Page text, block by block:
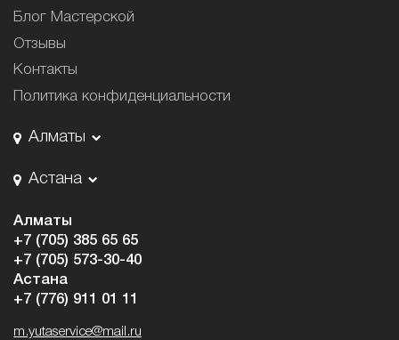
Блог Мастерской
Отзывы
Контакты
Политика конфиденциальности
Алматы
Астана
Алматы
+7 (705) 385 65 65
+7 (705) 573-30-40
Астана
+7 (776) 911 01 11
m.yutaservice@mail.ru